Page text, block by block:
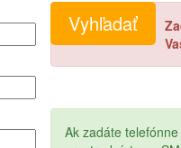
Ak zadáte